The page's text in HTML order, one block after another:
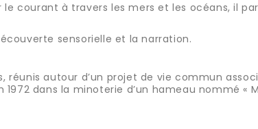
courant à travers les mers et les océans, il
sensorielle et la narration.
réunis autour d’un projet de vie commun
dans la minoterie d’un hameau nommé «